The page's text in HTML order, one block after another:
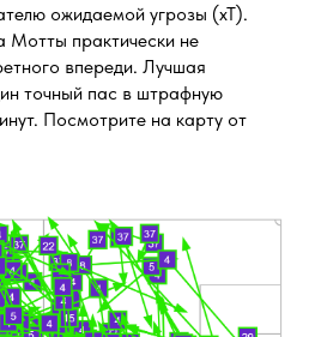
ожидаемой угрозы (xT).
практически не
впереди. Лучшая
точный пас в штрафную
Посмотрите на карту от